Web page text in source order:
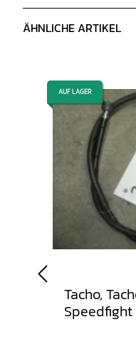
ÄHNLICHE ARTIKEL
AUF LAGER
Tacho,